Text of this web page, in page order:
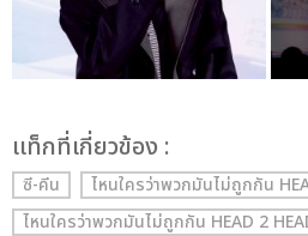
เเท็กที่เกี่ยวข้อง :
ซี-คีน
ไหนใครว่าพวกมันไม่ถูกกัน
ไหนใครว่าพวกมันไม่ถูกกัน HEAD 2